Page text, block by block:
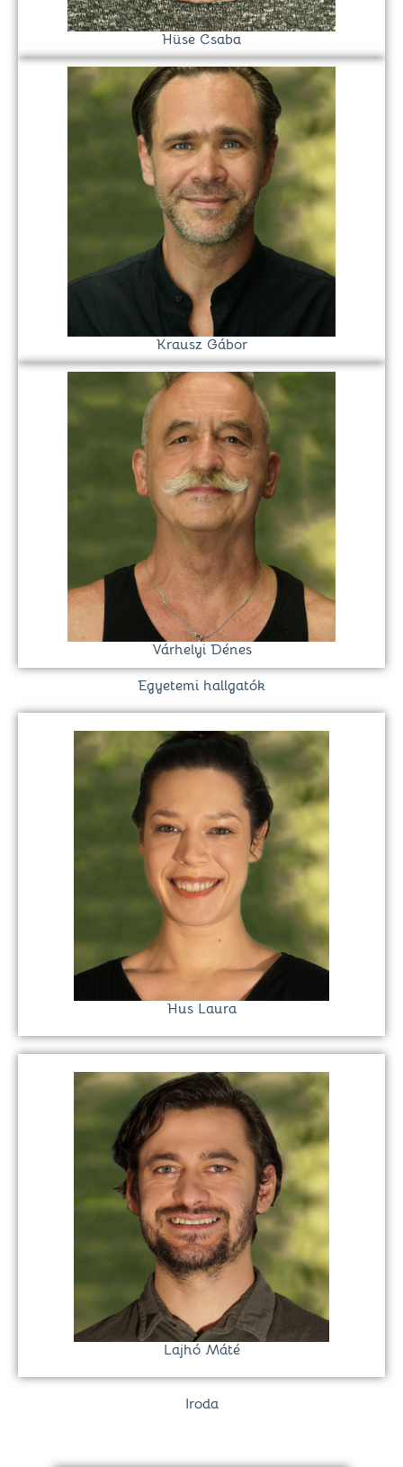
Hüse Csaba
Krausz Gábor
Várhelyi Dénes
Egyetemi hallgatók
Hus Laura
Lajhó Máté
Iroda